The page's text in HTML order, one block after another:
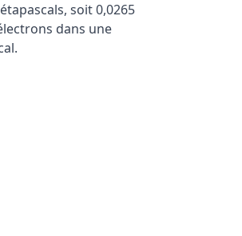
soit 0,0265
dans une